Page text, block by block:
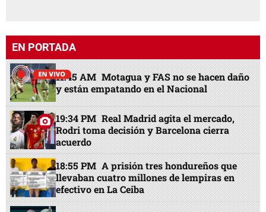
EN PORTADA
11:45 AM Motagua y FAS no se hacen daño
y están empatando en el Nacional
19:34 PM Real Madrid agita el mercado,
Rodri toma decisión y Barcelona cierra
acuerdo
18:55 PM A prisión tres hondureños que
llevaban cuatro millones de lempiras en
efectivo en La Ceiba